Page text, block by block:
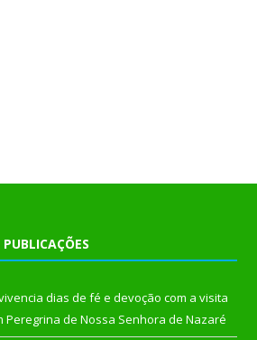
dias de fé e devoção com a visita
Peregrina de Nossa Senhora de Nazaré